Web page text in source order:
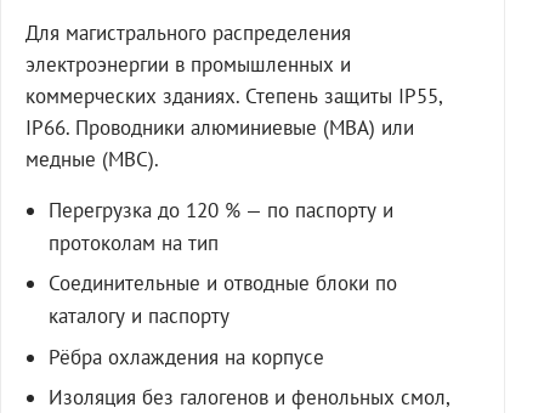
Для магистрального распределения
электроэнергии в промышленных и
коммерческих зданиях. Степень защиты IP55,
IP66. Проводники алюминиевые (МВА) или
медные (МВС).
Перегрузка до 120 % — по паспорту и
протоколам на тип
Соединительные и отводные блоки по
каталогу и паспорту
Рёбра охлаждения на корпусе
Изоляция без галогенов и фенольных смол,